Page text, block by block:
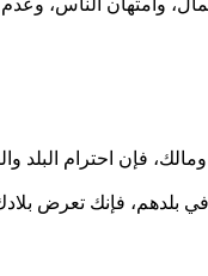
وامتهان الناس، وعدم